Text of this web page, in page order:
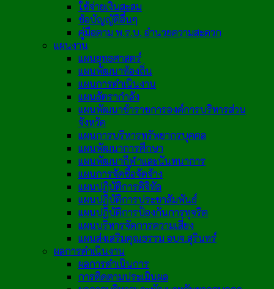
ใช้จ่ายเงินสะสม
ข้อบัญญัติอื่นๆ
คู่มือตาม พ.ร.บ. อำนวยความสะดวก
แผนงาน
แผนยุทธศาสตร์
แผนพัฒนาท้องถิ่น
แผนการดำเนินงาน
แผนอัตรากำลัง
แผนพัฒนาข้าราชการองค์การบริหารส่วน
จังหวัด
แผนการบริหารทรัพยากรบุคคล
แผนพัฒนาการศึกษา
แผนพัฒนากีฬาและนันทนาการ
แผนการจัดซื้อจัดจ้าง
แผนปฏิบัติการดิจิทัล
แผนปฏิบัติการประชาสัมพันธ์
แผนปฏิบัติการป้องกันการทุจริต
แผนบริหารจัดการความเสี่ยง
แผนส่งเสริมคุณธรรม อบจ.สุรินทร์
ผลการดำเนินงาน
ผลการดำเนินการ
การติดตามประเมินผล